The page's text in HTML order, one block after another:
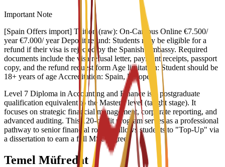
Important Note
[Spain Offers import] Tuition (raw): On-Campus Online €7.500/
year €7.000/ year Deposit refund: Students may be eligible for a
refund if their visa is rejected by the Spanish Embassy. Required
documents include the visa refusal letter, payment receipts, passport
copy, and the refund request form Age limitation: Student should be
18+ years of age Accreditation: Spain, Europe
Level 7 Diploma in Accounting and Finance is a postgraduate
qualification equivalent to the Master's level (taught stage). It
focuses on strategic financial management, corporate reporting, and
advanced auditing. This 120-credit program serves as a professional
pathway to senior financial roles or allows students to "Top-Up" via
a dissertation to earn a full MSc degree.
Temel Müfredat